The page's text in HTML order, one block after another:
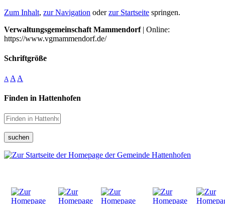
Zum Inhalt, zur Navigation oderzur Startseite springen.
Verwaltungsgemeinschaft Mammendorf| Online:
https://www.vgmammendorf.de/
Schriftgröße
A A A
Finden in Hattenhofen
suchen